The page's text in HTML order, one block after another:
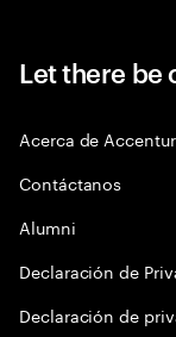
Let there be
Acerca de
Contáctanos
Alumni
Declaración de
Declaración de